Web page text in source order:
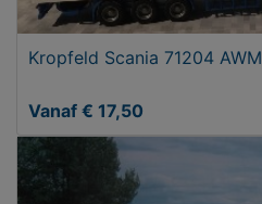
Kropfeld Scania 71204 AWM
Vanaf € 17,50